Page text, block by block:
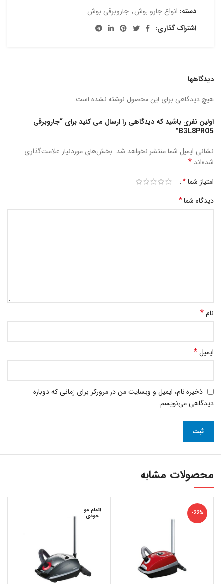
دسته: انواع جارو بوش, جاروبرقی بوش
اشتراک گذاری:
دیدگاهها
هیچ دیدگاهی برای این محصول نوشته نشده است.
اولین نفری باشید که دیدگاهی را ارسال می کنید برای “جاروبرقی
BGL8PRO5”
نشانی ایمیل شما منتشر نخواهد شد. بخش‌های موردنیاز علامت‌گذاری
شده‌اند *
امتیاز شما*
دیدگاه شما*
نام*
ایمیل*
ذخیره نام، ایمیل و وبسایت من در مرورگر برای زمانی که دوباره
دیدگاهی می‌نویسم.
محصولات مشابه
-22%
اتمام مو
جودی